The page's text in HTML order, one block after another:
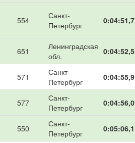
554
Санкт-
Петербург
0:04:51,7
651
Ленинградская
обл.
0:04:52,5
571
Санкт-
Петербург
0:04:55,9
577
Санкт-
Петербург
0:04:56,0
550
Санкт-
Петербург
0:05:06,1